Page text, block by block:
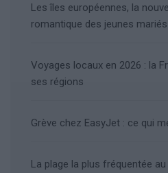
Les îles européennes, la
romantique des jeunes mariés
Voyages locaux en 2026 : la
ses régions
Grève chez EasyJet : ce qui
La plage la plus fréquentée